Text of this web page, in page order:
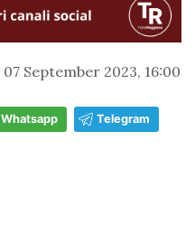
07 September 2023, 16:00
Whatsapp Telegram